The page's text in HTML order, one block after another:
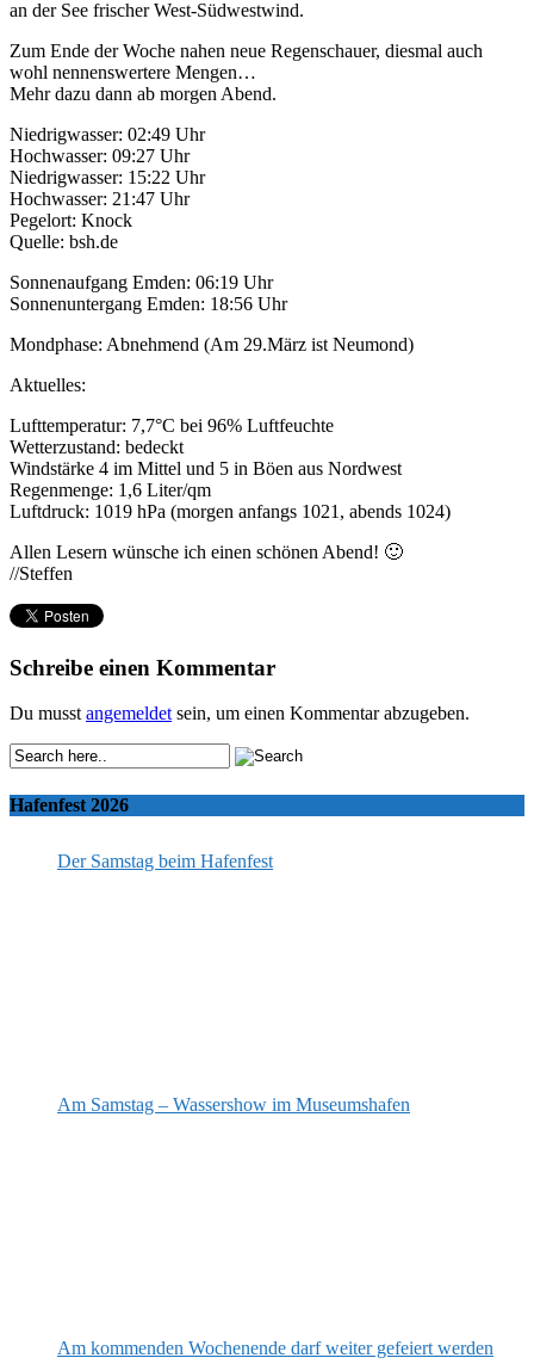
an der See frischer West-Südwestwind.
Zum Ende der Woche nahen neue Regenschauer, diesmal auch
wohl nennenswertere Mengen…
Mehr dazu dann ab morgen Abend.
Niedrigwasser: 02:49 Uhr
Hochwasser: 09:27 Uhr
Niedrigwasser: 15:22 Uhr
Hochwasser: 21:47 Uhr
Pegelort: Knock
Quelle: bsh.de
Sonnenaufgang Emden: 06:19 Uhr
Sonnenuntergang Emden: 18:56 Uhr
Mondphase: Abnehmend (Am 29.März ist Neumond)
Aktuelles:
Lufttemperatur: 7,7°C bei 96% Luftfeuchte
Wetterzustand: bedeckt
Windstärke 4 im Mittel und 5 in Böen aus Nordwest
Regenmenge: 1,6 Liter/qm
Luftdruck: 1019 hPa (morgen anfangs 1021, abends 1024)
Allen Lesern wünsche ich einen schönen Abend! 🙂
//Steffen
Schreibe einen Kommentar
Du musst angemeldet sein, um einen Kommentar abzugeben.
Hafenfest 2026
Der Samstag beim Hafenfest
Am Samstag – Wassershow im Museumshafen
Am kommenden Wochenende darf weiter gefeiert werden